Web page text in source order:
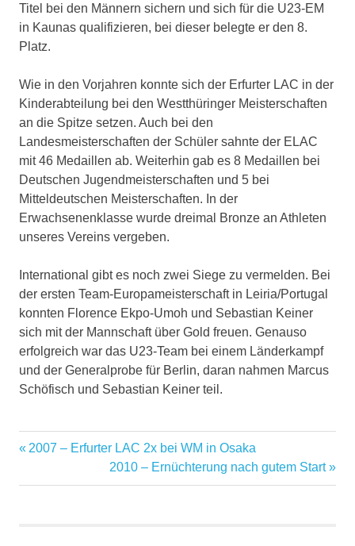
Titel bei den Männern sichern und sich für die U23-EM
in Kaunas qualifizieren, bei dieser belegte er den 8.
Platz.
Wie in den Vorjahren konnte sich der Erfurter LAC in der
Kinderabteilung bei den Westthüringer Meisterschaften
an die Spitze setzen. Auch bei den
Landesmeisterschaften der Schüler sahnte der ELAC
mit 46 Medaillen ab. Weiterhin gab es 8 Medaillen bei
Deutschen Jugendmeisterschaften und 5 bei
Mitteldeutschen Meisterschaften. In der
Erwachsenenklasse wurde dreimal Bronze an Athleten
unseres Vereins vergeben.
International gibt es noch zwei Siege zu vermelden. Bei
der ersten Team-Europameisterschaft in Leiria/Portugal
konnten Florence Ekpo-Umoh und Sebastian Keiner
sich mit der Mannschaft über Gold freuen. Genauso
erfolgreich war das U23-Team bei einem Länderkampf
und der Generalprobe für Berlin, daran nahmen Marcus
Schöfisch und Sebastian Keiner teil.
Beitragsnavigation
Vorheriger
2007 – Erfurter LAC 2x bei WM in Osaka
Nächster
Beitrag:
2010 – Ernüchterung nach gutem Start